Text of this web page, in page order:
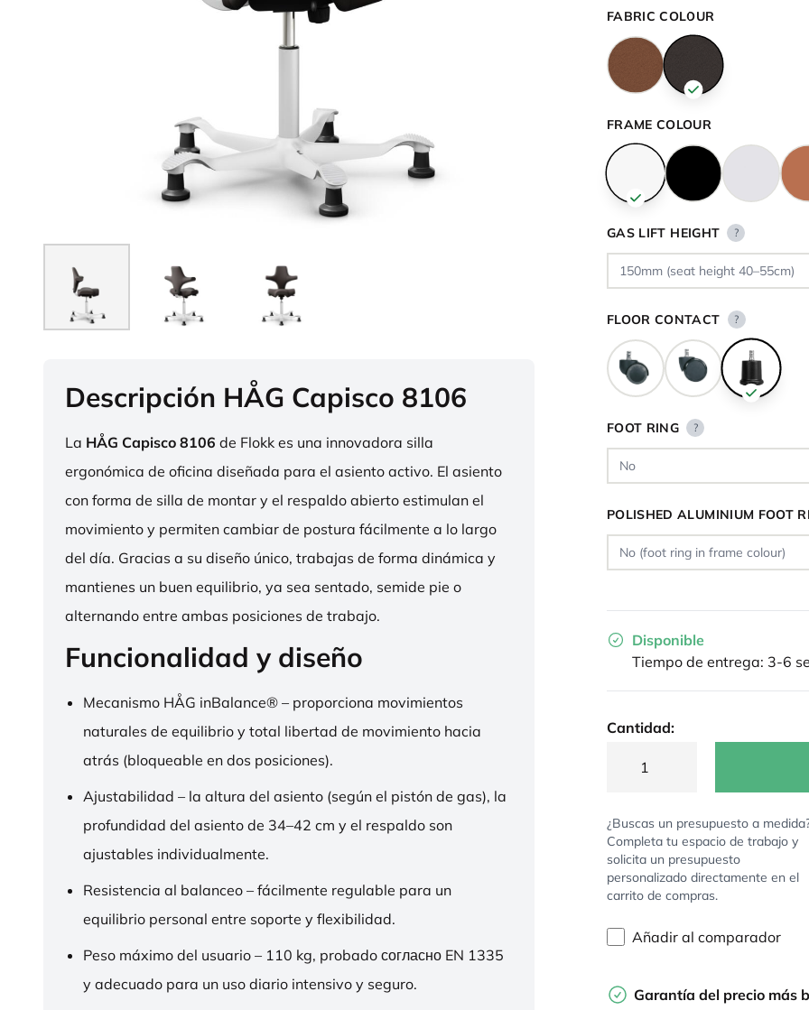
Descripción HÅG Capisco 8106
La HÅG Capisco 8106 de Flokk es una innovadora silla
ergonómica de oficina diseñada para el asiento activo. El asiento
con forma de silla de montar y el respaldo abierto estimulan el
movimiento y permiten cambiar de postura fácilmente a lo largo
del día. Gracias a su diseño único, trabajas de forma dinámica y
mantienes un buen equilibrio, ya sea sentado, semide pie o
alternando entre ambas posiciones de trabajo.
Funcionalidad y diseño
Mecanismo HÅG inBalance® – proporciona movimientos
naturales de equilibrio y total libertad de movimiento hacia
atrás (bloqueable en dos posiciones).
Ajustabilidad – la altura del asiento (según el pistón de gas), la
profundidad del asiento de 34–42 cm y el respaldo son
ajustables individualmente.
Resistencia al balanceo – fácilmente regulable para un
equilibrio personal entre soporte y flexibilidad.
Peso máximo del usuario – 110 kg, probado согласно EN 1335
y adecuado para un uso diario intensivo y seguro.
FABRIC COLOUR
FRAME COLOUR
GAS LIFT HEIGHT ?
FLOOR CONTACT ?
FOOT RING ?
POLISHED ALUMINIUM FOOT
Disponible
Tiempo de entrega: 3-6
Cantidad:
¿Buscas un presupuesto a
Completa tu espacio de trabajo y
solicita un presupuesto
personalizado directamente en el
carrito de compras.
Añadir al comparador
Garantía del precio más